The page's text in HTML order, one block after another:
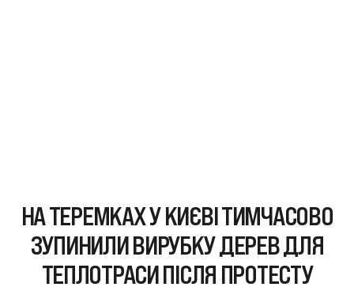
НА ТЕРЕМКАХ У КИЄВІ ТИМЧАСОВО
ЗУПИНИЛИ ВИРУБКУ ДЕРЕВ ДЛЯ
ТЕПЛОТРАСИ ПІСЛЯ ПРОТЕСТУ